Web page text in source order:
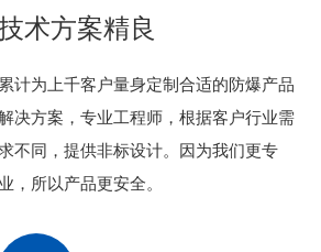
术方案精良
计为上千客户量身定制合适的防爆产品
决方案，专业工程师，根据客户行业需
不同，提供非标设计。因为我们更专
，所以产品更安全。